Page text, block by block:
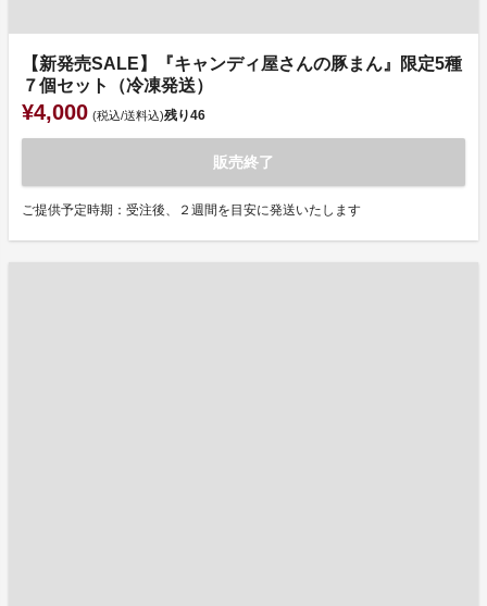
【新発売SALE】『キャンディ屋さんの豚まん』限定5種
７個セット（冷凍発送）
¥4,000 (税込/送料込)残り46
販売終了
ご提供予定時期：受注後、２週間を目安に発送いたします